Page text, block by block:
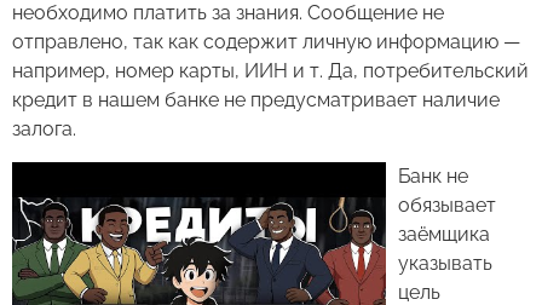
необходимо платить за знания. Сообщение не
отправлено, так как содержит личную информацию —
например, номер карты, ИИН и т. Да, потребительский
кредит в нашем банке не предусматривает наличие
залога.
Банк не
обязывает
заёмщика
указывать
цель